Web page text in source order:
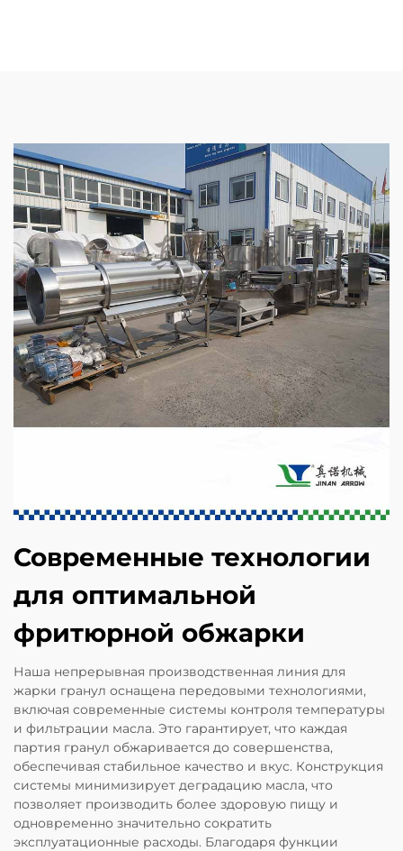
Современные технологии
для оптимальной
фритюрной обжарки
Наша непрерывная производственная линия для
жарки гранул оснащена передовыми технологиями,
включая современные системы контроля температуры
и фильтрации масла. Это гарантирует, что каждая
партия гранул обжаривается до совершенства,
обеспечивая стабильное качество и вкус. Конструкция
системы минимизирует деградацию масла, что
позволяет производить более здоровую пищу и
одновременно значительно сократить
эксплуатационные расходы. Благодаря функции